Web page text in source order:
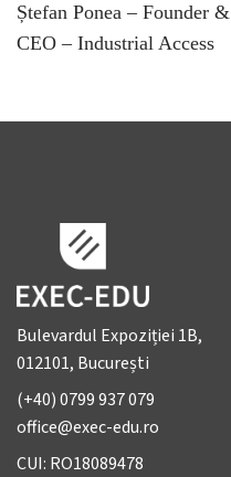
Ștefan Ponea – Founder &
CEO – Industrial Access
Bulevardul Expoziției 1B,
012101, București
(+40) 0799 937 079
office@exec-edu.ro
CUI: RO18089478